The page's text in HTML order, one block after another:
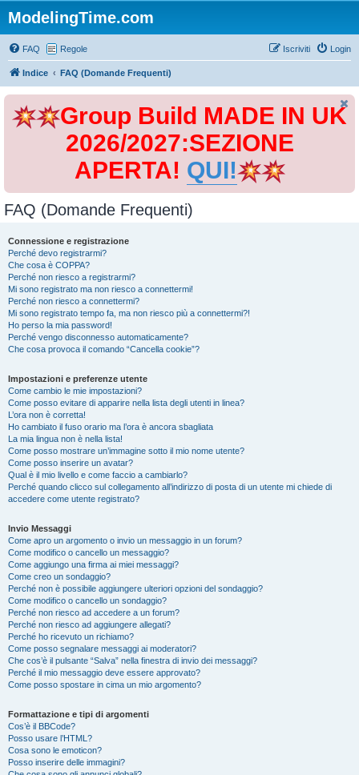
ModelingTime.com
FAQ Regole Login
Iscriviti
Indice FAQ (Domande Frequenti)
Group Build MADE IN UK
2026/2027:SEZIONE
APERTA! QUI!
FAQ (Domande Frequenti)
Connessione e registrazione
Perché devo registrarmi?
Che cosa è COPPA?
Perché non riesco a registrarmi?
Mi sono registrato ma non riesco a connettermi!
Perché non riesco a connettermi?
Mi sono registrato tempo fa, ma non riesco più a connettermi?!
Ho perso la mia password!
Perché vengo disconnesso automaticamente?
Che cosa provoca il comando “Cancella cookie”?
Impostazioni e preferenze utente
Come cambio le mie impostazioni?
Come posso evitare di apparire nella lista degli utenti in linea?
L’ora non è corretta!
Ho cambiato il fuso orario ma l’ora è ancora sbagliata
La mia lingua non è nella lista!
Come posso mostrare un’immagine sotto il mio nome utente?
Come posso inserire un avatar?
Qual è il mio livello e come faccio a cambiarlo?
Perché quando clicco sul collegamento all’indirizzo di posta di un utente mi chiede di
accedere come utente registrato?
Invio Messaggi
Come apro un argomento o invio un messaggio in un forum?
Come modifico o cancello un messaggio?
Come aggiungo una firma ai miei messaggi?
Come creo un sondaggio?
Perché non è possibile aggiungere ulteriori opzioni del sondaggio?
Come modifico o cancello un sondaggio?
Perché non riesco ad accedere a un forum?
Perché non riesco ad aggiungere allegati?
Perché ho ricevuto un richiamo?
Come posso segnalare messaggi ai moderatori?
Che cos’è il pulsante “Salva” nella finestra di invio dei messaggi?
Perché il mio messaggio deve essere approvato?
Come posso spostare in cima un mio argomento?
Formattazione e tipi di argomenti
Cos’è il BBCode?
Posso usare l’HTML?
Cosa sono le emoticon?
Posso inserire delle immagini?